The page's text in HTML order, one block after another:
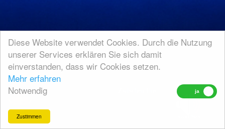
Diese Website verwendet Cookies. Durch die Nutzung
unserer Services erklären Sie sich damit
einverstanden, dass wir Cookies setzen.
Mehr erfahren
Notwendig
Zustimmen
Zwischen Uns - Wir Waren